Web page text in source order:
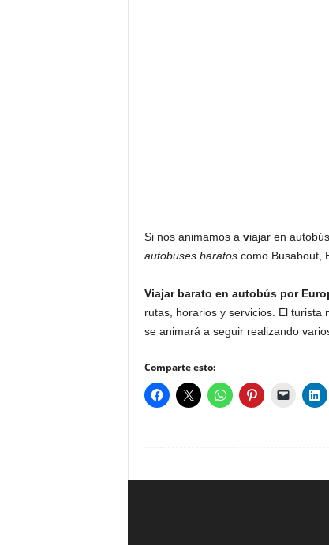
Si nos animamos a viajar en
autobuses baratoscomo Busabout,
Viajar barato en autobús por
rutas, horarios y servicios. El turista
se animará a seguir realizando
Comparte esto: